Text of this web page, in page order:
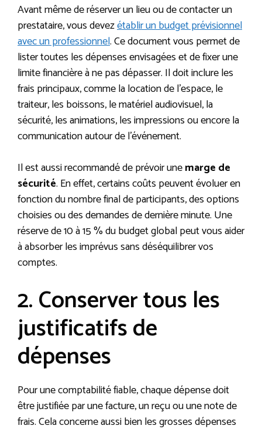
Avant même de réserver un lieu ou de contacter un
prestataire, vous devezétablir un budget prévisionnel
avec un professionnel. Ce document vous permet de
lister toutes les dépenses envisagées et de fixer une
limite financière à ne pas dépasser. Il doit inclure les
frais principaux, comme la location de l’espace, le
traiteur, les boissons, le matériel audiovisuel, la
sécurité, les animations, les impressions ou encore la
communication autour de l’événement.
Il est aussi recommandé de prévoir unemarge de
sécurité. En effet, certains coûts peuvent évoluer en
fonction du nombre final de participants, des options
choisies ou des demandes de dernière minute. Une
réserve de 10 à 15 % du budget global peut vous aider
à absorber les imprévus sans déséquilibrer vos
comptes.
2. Conserver tous les
justificatifs de
dépenses
Pour une comptabilité fiable, chaque dépense doit
être justifiée par une facture, un reçu ou une note de
frais. Cela concerne aussi bien les grosses dépenses